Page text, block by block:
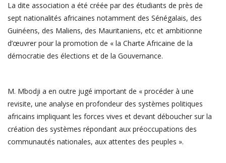
La dite association a été créée par des étudiants de près de
sept nationalités africaines notamment des Sénégalais, des
Guinéens, des Maliens, des Mauritaniens, etc et ambitionne
d’œuvrer pour la promotion de « la Charte Africaine de la
démocratie des élections et de la Gouvernance.
M. Mbodji a en outre jugé important de « procéder à une
revisite, une analyse en profondeur des systèmes politiques
africains impliquant les forces vives et devant déboucher sur la
création des systèmes répondant aux préoccupations des
communautés nationales, aux attentes des peuples ».